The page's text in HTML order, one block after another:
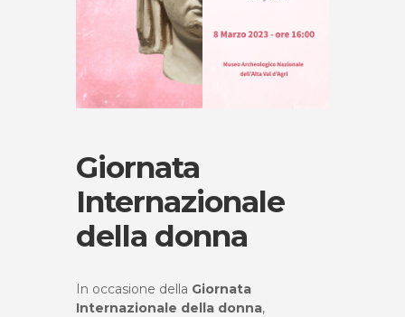
Giornata
Internazionale
della donna
In occasione della Giornata
Internazionale della donna,